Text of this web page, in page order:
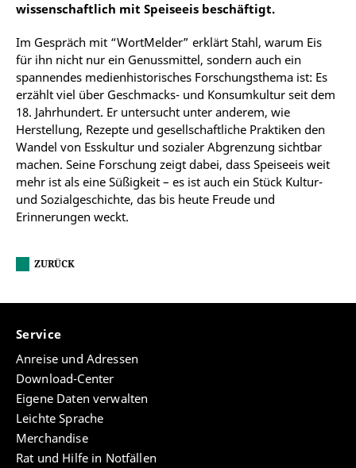
wissenschaftlich mit Speiseeis beschäftigt.
Im Gespräch mit “WortMelder” erklärt Stahl, warum Eis
für ihn nicht nur ein Genussmittel, sondern auch ein
spannendes medienhistorisches Forschungsthema ist: Es
erzählt viel über Geschmacks- und Konsumkultur seit dem
18. Jahrhundert. Er untersucht unter anderem, wie
Herstellung, Rezepte und gesellschaftliche Praktiken den
Wandel von Esskultur und sozialer Abgrenzung sichtbar
machen. Seine Forschung zeigt dabei, dass Speiseeis weit
mehr ist als eine Süßigkeit – es ist auch ein Stück Kultur-
und Sozialgeschichte, das bis heute Freude und
Erinnerungen weckt.
ZURÜCK
Service
Anreise und Adressen
Download-Center
Eigene Daten verwalten
Leichte Sprache
Merchandise
Rat und Hilfe in Notfällen